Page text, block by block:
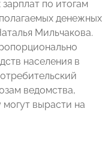
по итогам
денежных
Мильчакова.
населения в
ведомства,
вырасти на